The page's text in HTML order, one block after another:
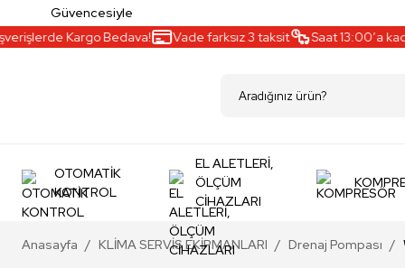
Güvencesiyle
Kargo Bedava! Vade farksız 3 taksit Saat 13:00’a kadar
OTOMATİK
KONTROL
EL ALETLERİ,
ÖLÇÜM
CİHAZLARI
Anasayfa KLİMA SERVİS EKİPMANLARI Drenaj Pompası